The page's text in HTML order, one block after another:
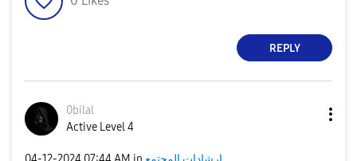
REPLY
0bilal
Active Level 4